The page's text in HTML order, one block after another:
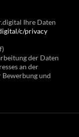
Ihre Daten
c/privacy
der Daten
an der
und